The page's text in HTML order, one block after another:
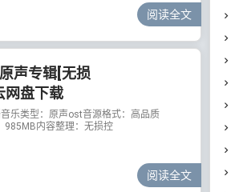
阅读全文
声专辑[无损
网盘下载
乐类型：原声ost音源格式：高品质
985MB内容整理：无损控
阅读全文